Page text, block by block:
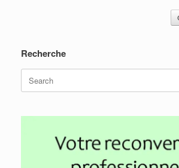
Recherche
Search
for: